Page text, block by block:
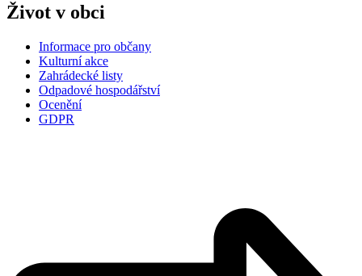
Život v obci
Informace pro občany
Kulturní akce
Zahrádecké listy
Odpadové hospodářství
Ocenění
GDPR